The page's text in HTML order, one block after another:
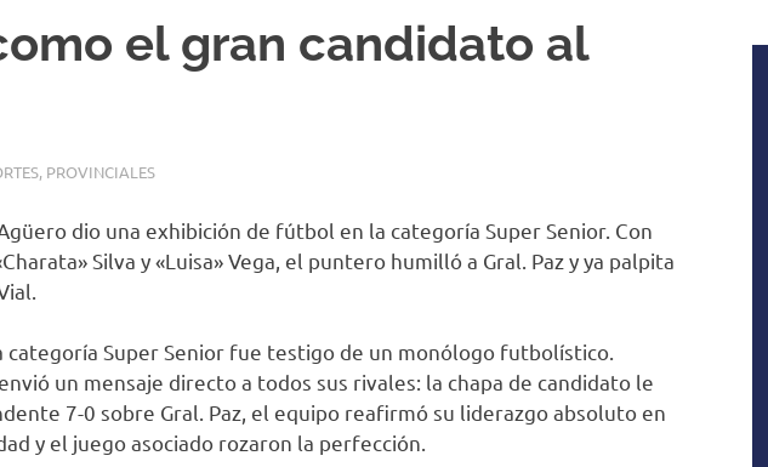
el gran candidato al
, PROVINCIALES
dio una exhibición de fútbol en la categoría Super Senior. Con
Silva y «Luisa» Vega, el puntero humilló a Gral. Paz y ya palpita
categoría Super Senior fue testigo de un monólogo futbolístico.
un mensaje directo a todos sus rivales: la chapa de candidato le
7-0 sobre Gral. Paz, el equipo reafirmó su liderazgo absoluto en
y el juego asociado rozaron la perfección.